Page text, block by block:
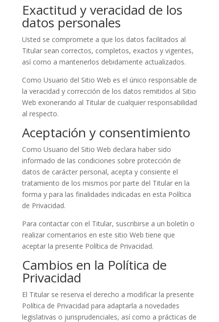
Exactitud y veracidad de los
datos personales
Usted se compromete a que los datos facilitados al
Titular sean correctos, completos, exactos y vigentes,
así como a mantenerlos debidamente actualizados.
Como Usuario del Sitio Web es el único responsable de
la veracidad y corrección de los datos remitidos al Sitio
Web exonerando al Titular de cualquier responsabilidad
al respecto.
Aceptación y consentimiento
Como Usuario del Sitio Web declara haber sido
informado de las condiciones sobre protección de
datos de carácter personal, acepta y consiente el
tratamiento de los mismos por parte del Titular en la
forma y para las finalidades indicadas en esta Política
de Privacidad.
Para contactar con el Titular, suscribirse a un boletín o
realizar comentarios en este sitio Web tiene que
aceptar la presente Política de Privacidad.
Cambios en la Política de
Privacidad
El Titular se reserva el derecho a modificar la presente
Política de Privacidad para adaptarla a novedades
legislativas o jurisprudenciales, así como a prácticas de